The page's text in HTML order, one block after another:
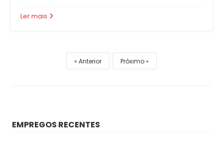
Ler mais
Anterior Próximo
EMPREGOS RECENTES